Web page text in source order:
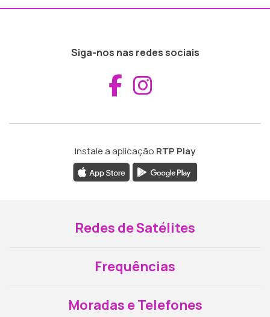
Siga-nos nas redes sociais
Aceder ao
Instale a aplicação RTP Play
Redes de Satélites
Frequências
Moradas e Telefones